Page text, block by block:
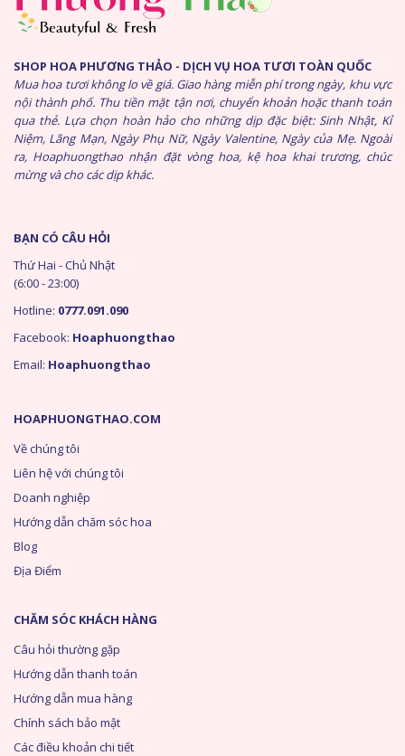
SHOP HOA PHƯƠNG THẢO - DỊCH VỤ HOA TƯƠI TOÀN QUỐC
Mua hoa tươi không lo về giá. Giao hàng miễn phí trong ngày, khu vực
nội thành phố. Thu tiền mặt tận nơi, chuyển khoản hoặc thanh toán
qua thẻ. Lựa chọn hoàn hảo cho những dịp đặc biệt: Sinh Nhật, Kỉ
Niệm, Lãng Mạn, Ngày Phụ Nữ, Ngày Valentine, Ngày của Mẹ. Ngoài
ra, Hoaphuongthao nhận đặt vòng hoa, kệ hoa khai trương, chúc
mừng và cho các dịp khác.
HOAPHUONGTHAO.COM
Về chúng tôi
Liên hệ với chúng tôi
Doanh nghiệp
Hướng dẫn chăm sóc hoa
Blog
Địa Điểm
CHĂM SÓC KHÁCH HÀNG
Câu hỏi thường gặp
Hướng dẫn thanh toán
Hướng dẫn mua hàng
Chính sách bảo mật
Các điều khoản chi tiết
BẠN CÓ CÂU HỎI
Thứ Hai - Chủ Nhật
(6:00 - 23:00)
Hotline: 0777.091.090
Facebook: Hoaphuongthao
Email: Hoaphuongthao